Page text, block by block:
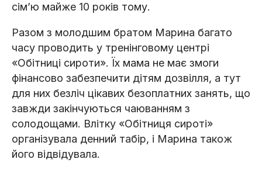
сімʼю майже 10 років тому.
Разом з молодшим братом Марина багато
часу проводить у тренінговому центрі
«Обітниці сироти». Їх мама не має змоги
фінансово забезпечити дітям дозвілля, а тут
для них безліч цікавих безоплатних занять, що
завжди закінчуються чаюванням з
солодощами. Влітку «Обітниця сироті»
організувала денний табір, і Марина також
його відвідувала.